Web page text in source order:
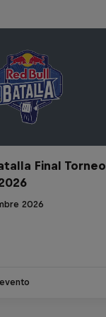
Final Torneo
2026